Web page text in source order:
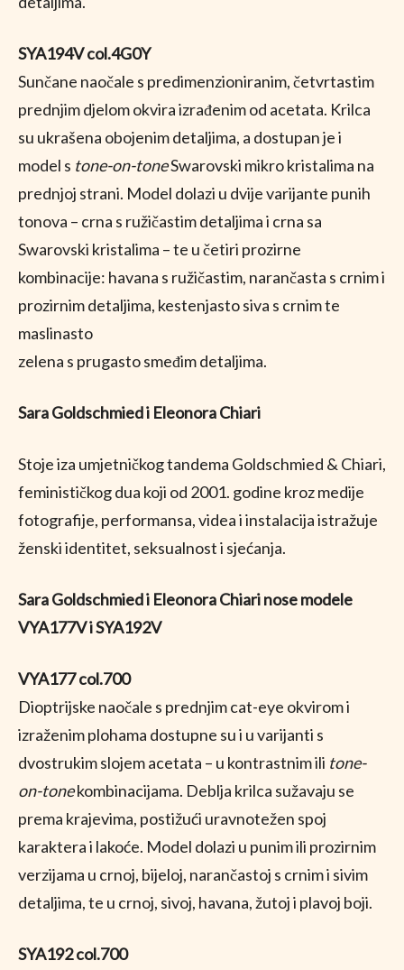
SYA194V col.4G0Y
Sunčane naočale s predimenzioniranim, četvrtastim
prednjim djelom okvira izrađenim od acetata. Krilca
su ukrašena obojenim detaljima, a dostupan je i
model s tone-on-toneSwarovski mikro kristalima na
prednjoj strani. Model dolazi u dvije varijante punih
tonova – crna s ružičastim detaljima i crna sa
Swarovski kristalima – te u četiri prozirne
kombinacije: havana s ružičastim, narančasta s crnim i
prozirnim detaljima, kestenjasto siva s crnim te
maslinasto
zelena s prugasto smeđim detaljima.
Sara Goldschmied i Eleonora Chiari
Stoje iza umjetničkog tandema Goldschmied & Chiari,
feminističkog dua koji od 2001. godine kroz medije
fotografije, performansa, videa i instalacija istražuje
ženski identitet, seksualnost i sjećanja.
Sara Goldschmied i Eleonora Chiari nose modele
VYA177V i SYA192V
VYA177 col.700
Dioptrijske naočale s prednjim cat-eye okvirom i
izraženim plohama dostupne su i u varijanti s
dvostrukim slojem acetata – u kontrastnim ili tone-
on-tonekombinacijama. Deblja krilca sužavaju se
prema krajevima, postižući uravnotežen spoj
karaktera i lakoće. Model dolazi u punim ili prozirnim
verzijama u crnoj, bijeloj, narančastoj s crnim i sivim
detaljima, te u crnoj, sivoj, havana, žutoj i plavoj boji.
SYA192 col.700